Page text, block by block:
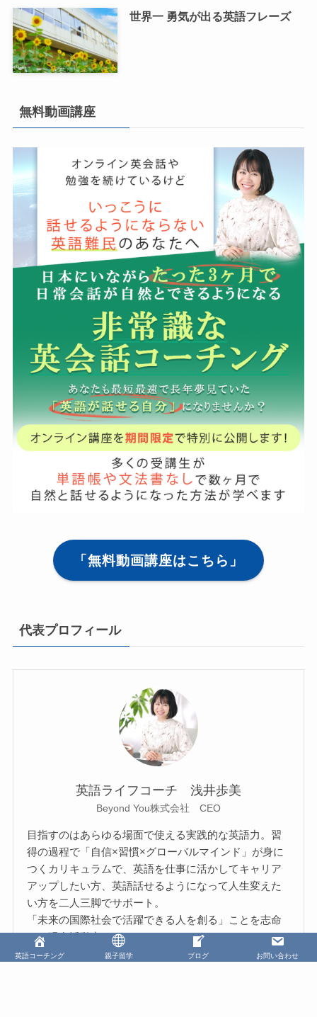
世界一 勇気が出る英語フレーズ
無料動画講座
「無料動画講座はこちら」
代表プロフィール
英語ライフコーチ 浅井歩美
Beyond You株式会社 CEO
目指すのはあらゆる場面で使える実践的な英語力。習
得の過程で「自信×習慣×グローバルマインド」が身に
つくカリキュラムで、英語を仕事に活かしてキャリア
アップしたい方、英語話せるようになって人生変えた
い方を二人三脚でサポート。
「未来の国際社会で活躍できる人を創る」ことを志命
とし現在活動中。
英語コーチング 親子留学 ブログ お問い合わせ